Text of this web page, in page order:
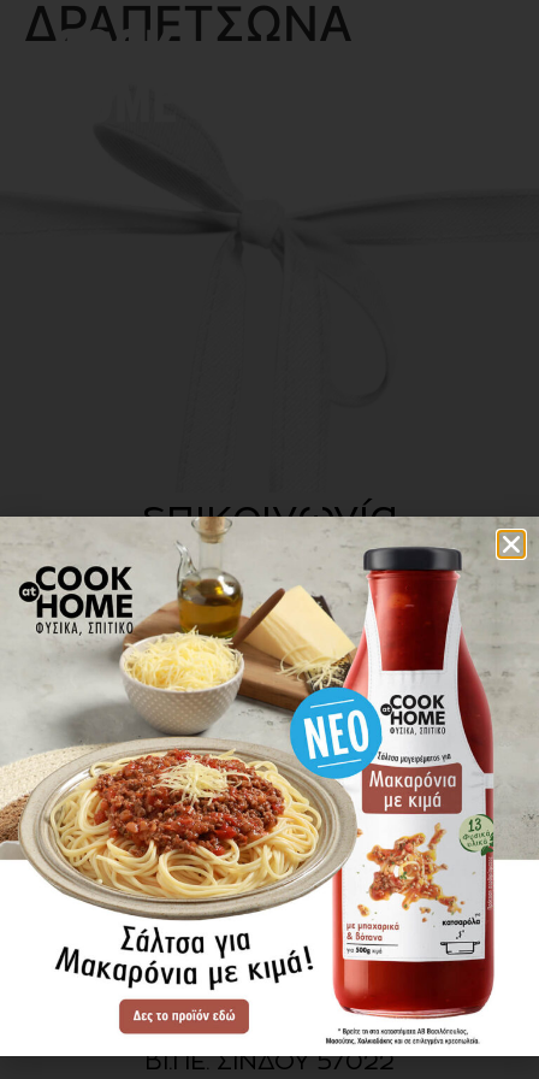
ΔΡΑΠΕΤΣΩΝΑ
επικοινωνία
πού βρίσκω τα προϊόντα
ΕΝΗΜΕΡΩΘΕΙΤΕ ΠΡΩΤΟΙ
ΓΙΑ ΤΑ ΝΕΑ ΜΑΣ
ΕΓΓΡΑΦΗ
SITE MAP
ΠΡΟΪΟΝΤΑ
ΣΥΝΤΑΓΕΣ
Η ΙΣΤΟΡΙΑ ΜΑΣ
VIDEOS
ΠΡΟΒΥΛ Α.Ε.
ΟΔΟΣ Α3
ΒΙ.ΠΕ. ΣΙΝΔΟΥ 57022